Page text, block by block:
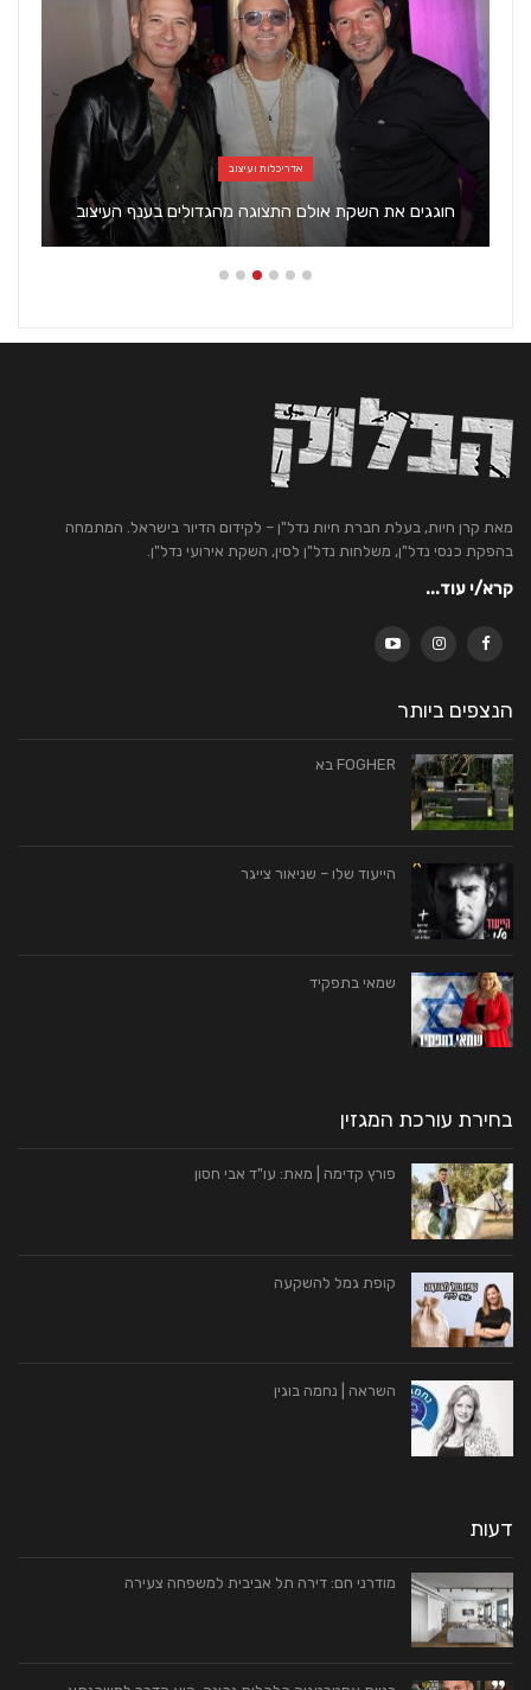
אדריכלות ועיצוב
חוגגים את השקת אולם התצוגה מהגדולים בענף העיצוב
מאת קרן חיות, בעלת חברת חיות נדל"ן – לקידום הדיור בישראל. המתמחה
בהפקת כנסי נדל"ן, משלחות נדל"ן לסין, השקת אירועי נדל"ן.
קרא/י עוד...
הנצפים ביותר
FOGHER בא
הייעוד שלו – שניאור צייגר
שמאי בתפקיד
בחירת עורכת המגזין
פורץ קדימה | מאת: עו"ד אבי חסון
קופת גמל להשקעה
השראה | נחמה בוגין
דעות
מודרני חם: דירה תל אביבית למשפחה צעירה